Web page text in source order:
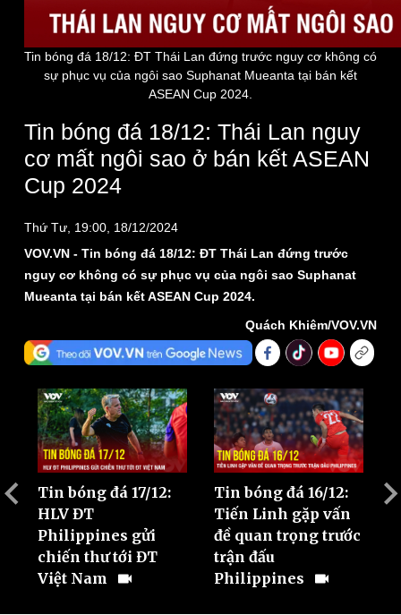
Khởi nghiệp
Tiêu dùng
Tỷ giá
Chứng khoán
Giá cà phê
Pháp luật
Vụ án
Tin nóng
Tư vấn luật
Quân sự - Quốc phòng
Vũ khí
Việt Nam
Phân tích
Tin bóng đá 18/12: ĐT Thái Lan đứng trước nguy cơ không có
sự phục vụ của ngôi sao Suphanat Mueanta tại bán kết
ASEAN Cup 2024.
Tin bóng đá 18/12: Thái Lan nguy
cơ mất ngôi sao ở bán kết ASEAN
Cup 2024
Thứ Tư, 19:00, 18/12/2024
VOV.VN - Tin bóng đá 18/12: ĐT Thái Lan đứng trước
nguy cơ không có sự phục vụ của ngôi sao Suphanat
Mueanta tại bán kết ASEAN Cup 2024.
Quách Khiêm/VOV.VN
Tin bóng đá 17/12:
HLV ĐT
Philippines gửi
chiến thư tới ĐT
Việt Nam
Tin bóng đá 16/12:
Tiến Linh gặp vấn
đề quan trọng trước
trận đấu
Philippines